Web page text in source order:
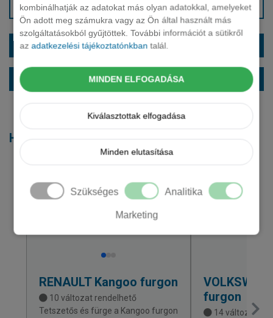
kombinálhatják az adatokat más olyan adatokkal, amelyeket
Ön adott meg számukra vagy az Ön által használt más
szolgáltatásokból gyűjtöttek. További információt a sütikről
azadatkezelési tájékoztatónkban talál.
MINDEN ELFOGADÁSA
Kiválasztottak elfogadása
Minden elutasítása
Szükséges Analitika
Marketing
Kérjen visszahívást!
EXTRÁK ÉS SZÍNEK
ALAPFELSZERELTSÉG
Hasonló modellek
RENAULTKangoo furgon
10 változat rendelhető
Tetszetős és fürge a Kangoo furgon
furgon
14 változat